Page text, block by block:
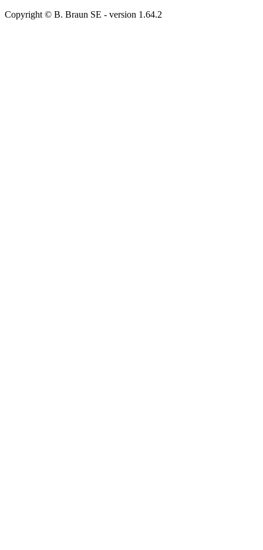
Copyright © B. Braun SE - version 1.64.2